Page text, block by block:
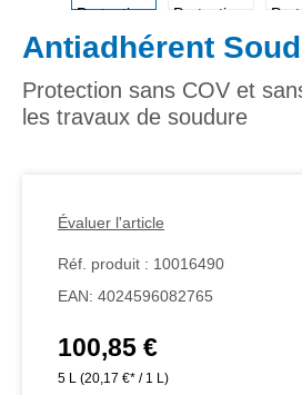
Antiadhérent
Protection sans COV et
les travaux de soudure
Évaluer l'article
Réf. produit : 10016490
EAN: 4024596082765
Prix régulier :
100,85 €
5 L (20,17 €* / 1 L)